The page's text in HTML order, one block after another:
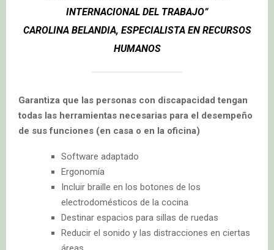
INTERNACIONAL DEL TRABAJO”
CAROLINA BELANDIA, ESPECIALISTA EN RECURSOS
HUMANOS
Garantiza que las personas con discapacidad tengan
todas las herramientas necesarias para el desempeño
de sus funciones (en casa o en la oficina)
Software adaptado
Ergonomía
Incluir braille en los botones de los
electrodomésticos de la cocina
Destinar espacios para sillas de ruedas
Reducir el sonido y las distracciones en ciertas